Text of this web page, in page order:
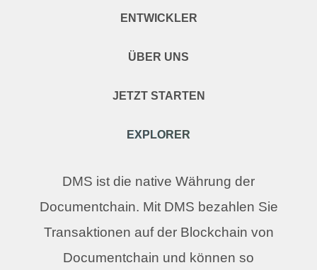
ENTWICKLER
ÜBER UNS
JETZT STARTEN
EXPLORER
DMS ist die native Währung der
Documentchain. Mit DMS bezahlen Sie
Transaktionen auf der Blockchain von
Documentchain und können so